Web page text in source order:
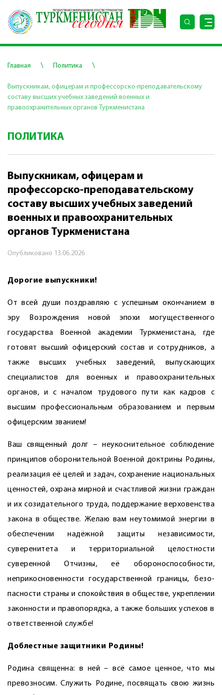
Главная \ Политика \
Выпускникам, офицерам и профессорско-преподавательскому
составу высших учебных заведений военных и
правоохранительных органов Туркменистана
ПОЛИТИКА
Выпускникам, офицерам и
профессорско-преподавательскому
составу высших учебных заведений
военных и правоохранительных
органов Туркменистана
Опубликовано 13.06.2026
Дорогие выпускники!
От всей души поздравляю с успешным окончанием в
эру Возрождения новой эпохи могущественного
государства Военной академии Туркменистана, где
готовят высший офицерский состав и сотрудников, а
также высших учебных заведений, выпускающих
специалистов для военных и правоохранительных
органов, и с началом трудового пути как кадров с
высшим профессиональным образованием и первым
офицерским званием!
Ваш священный долг – неукоснительное соблюдение
принципов оборонительной Военной доктрины Родины,
реализация её целей и задач, сохранение национальных
ценностей, охрана мирной и счастливой жизни граждан
и их созидательного труда, поддержание верховенства
закона в обществе. Желаю вам неутомимой энергии в
обеспечении надёжной защиты независимости,
суверенитета и территориальной целостности
суверенной Отчизны, её обороноспособности,
неприкосновенности государственной границы, безо­
пасности страны и спокойствия в обществе, укреплении
законности и правопорядка, а также больших успехов в
ответственной службе!
Доблестные защитники Родины!
Родина священна: в ней – всё самое ценное, что мы
превозносим. Служить Родине, посвящать свою жизнь